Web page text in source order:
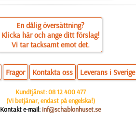
En dålig översättning?
Klicka här och ange ditt förslag!
Vi tar tacksamt emot det.
Fragor Kontakta oss Leverans i Sverige
Kundtjänst:08 12 400 477
(Vi betjänar, endast på engelska!)
Kontakt e-mail: inf@schablonhuset.se